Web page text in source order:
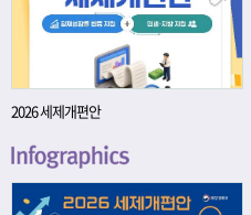
2026 세제개편안